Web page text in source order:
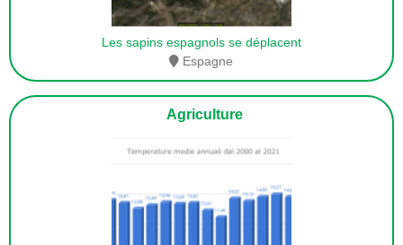
Les sapins espagnols se déplacent
Espagne
Agriculture